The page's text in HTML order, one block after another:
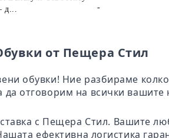
д...
-
от Пещера Стил
обувки! Ние разбираме
отговорим на всички
с Пещера Стил. Вашите
ефективна логистика